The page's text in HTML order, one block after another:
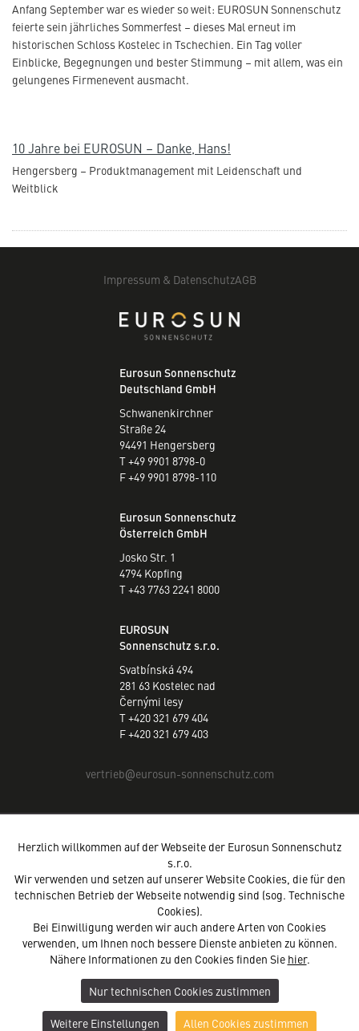
Anfang September war es wieder so weit: EUROSUN Sonnenschutz
feierte sein jährliches Sommerfest – dieses Mal erneut im
historischen Schloss Kostelec in Tschechien. Ein Tag voller
Einblicke, Begegnungen und bester Stimmung – mit allem, was ein
gelungenes Firmenevent ausmacht.
10 Jahre bei EUROSUN – Danke, Hans!
Hengersberg – Produktmanagement mit Leidenschaft und
Weitblick
Impressum & DatenschutzAGB
Eurosun Sonnenschutz
Deutschland GmbH
Schwanenkirchner
Straße 24
94491 Hengersberg
T +49 9901 8798-0
F +49 9901 8798-110
Eurosun Sonnenschutz
Österreich GmbH
Josko Str. 1
4794 Kopfing
T +43 7763 2241 8000
EUROSUN
Sonnenschutz s.r.o.
Svatbínská 494
281 63 Kostelec nad
Černými lesy
T +420 321 679 404
F +420 321 679 403
vertrieb@eurosun-sonnenschutz.com
Herzlich willkommen auf der Webseite der Eurosun Sonnenschutz
s.r.o.
Wir verwenden und setzen auf unserer Website Cookies, die für den
technischen Betrieb der Webseite notwendig sind (sog. Technische
Cookies).
Bei Einwilligung werden wir auch andere Arten von Cookies
verwenden, um Ihnen noch bessere Dienste anbieten zu können.
Nähere Informationen zu den Cookies finden Sie hier.
Nur technischen Cookies zustimmen
Weitere Einstellungen
Allen Cookies zustimmen